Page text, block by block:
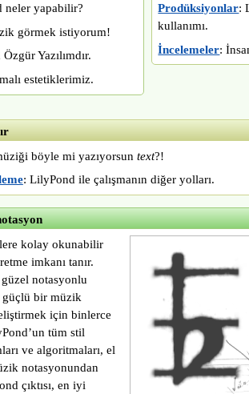
neler yapabilir?
görmek istiyorum!
Yazılımdır.
estetiklerimiz.
Prodüksiyonlar:
kullanımı.
İncelemeler:
böyle mi yazıyorsun text?!
: LilyPond ile çalışmanın diğer yolları.
kolay okunabilir
imkanı tanır.
notasyonlu
bir müzik
için binlerce
tüm stil
ve algoritmaları, el
notasyonundan
çıktısı, en iyi